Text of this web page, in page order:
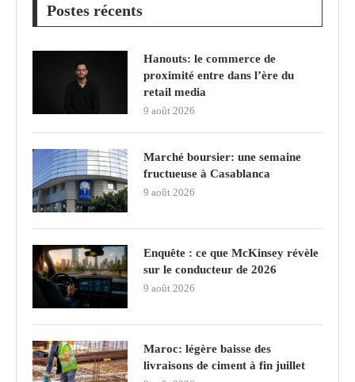
Postes récents
Hanouts: le commerce de
proximité entre dans l’ère du
retail media
9 août 2026
Marché boursier: une semaine
fructueuse à Casablanca
9 août 2026
Enquête : ce que McKinsey révèle
sur le conducteur de 2026
9 août 2026
Maroc: légère baisse des
livraisons de ciment à fin juillet